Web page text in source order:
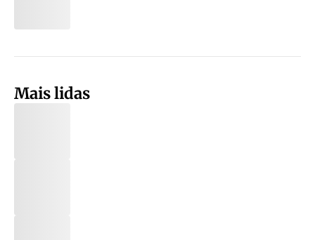
Mais lidas